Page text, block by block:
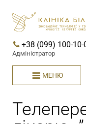
+38 (099) 100-10-
Адміністратор
МЕНЮ